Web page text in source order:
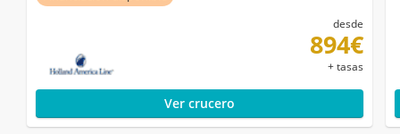
desde
894€
+ tasas
Ver crucero